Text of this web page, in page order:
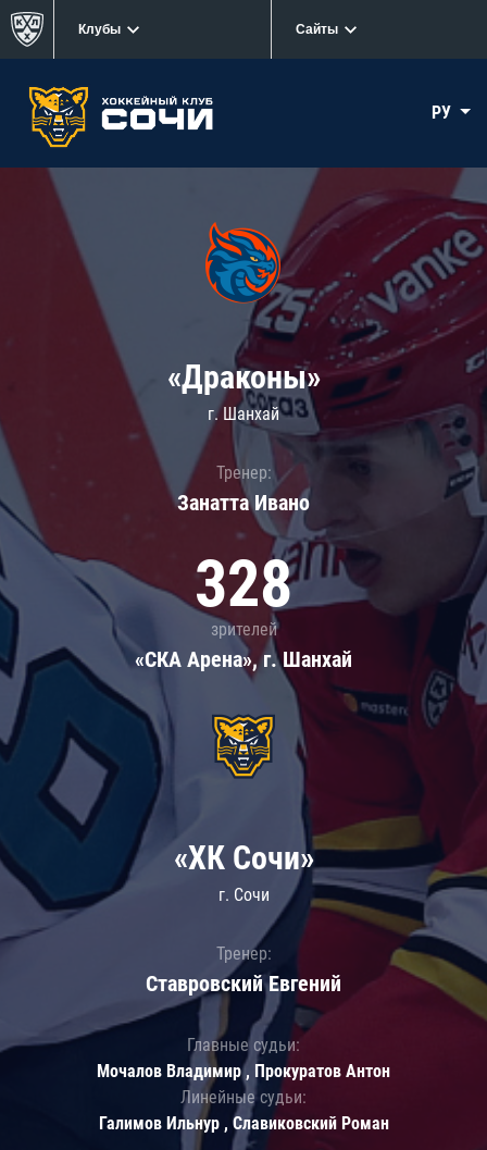
Клубы Сайты
РУ
«Драконы»
г. Шанхай
Тренер:
Занатта Иванo
328
зрителей
«СКА Арена», г. Шанхай
«ХК Сочи»
г. Сочи
Тренер:
Ставровский Евгений
Главные судьи:
Мочалов Владимир , Прокуратов Антон
Линейные судьи:
Галимов Ильнур , Славиковский Роман